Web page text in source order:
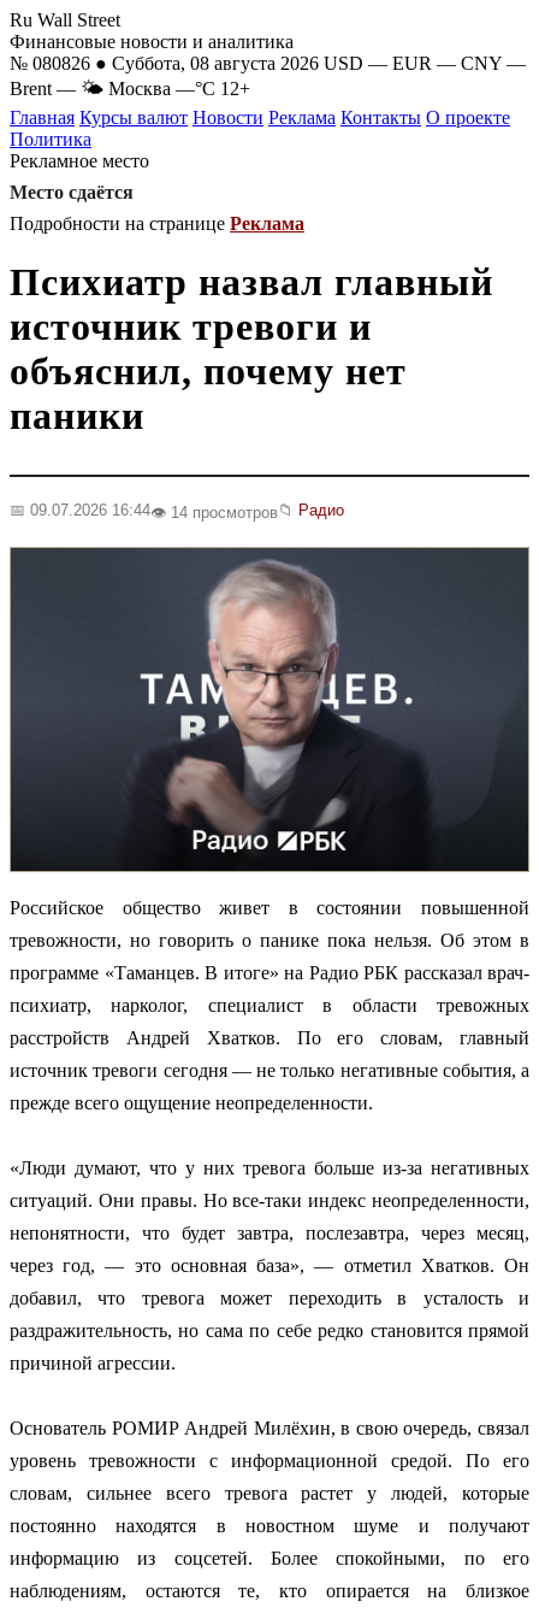
Ru Wall Street
Финансовые новости и аналитика
№ 080826 ● Суббота, 08 августа 2026 USD — EUR — CNY —
Brent — 🌤 Москва —°C 12+
Главная Курсы валют Новости Реклама Контакты О проекте
Политика
Рекламное место
Место сдаётся
Подробности на странице Реклама
Психиатр назвал главный
источник тревоги и
объяснил, почему нет
паники
📅 09.07.2026 16:44👁️ 14 просмотров📁 Радио
Российское общество живет в состоянии повышенной
тревожности, но говорить о панике пока нельзя. Об этом в
программе «Таманцев. В итоге» на Радио РБК рассказал врач-
психиатр, нарколог, специалист в области тревожных
расстройств Андрей Хватков. По его словам, главный
источник тревоги сегодня — не только негативные события, а
прежде всего ощущение неопределенности.
«Люди думают, что у них тревога больше из-за негативных
ситуаций. Они правы. Но все-таки индекс неопределенности,
непонятности, что будет завтра, послезавтра, через месяц,
через год, — это основная база», — отметил Хватков. Он
добавил, что тревога может переходить в усталость и
раздражительность, но сама по себе редко становится прямой
причиной агрессии.
Основатель РОМИР Андрей Милёхин, в свою очередь, связал
уровень тревожности с информационной средой. По его
словам, сильнее всего тревога растет у людей, которые
постоянно находятся в новостном шуме и получают
информацию из соцсетей. Более спокойными, по его
наблюдениям, остаются те, кто опирается на близкое